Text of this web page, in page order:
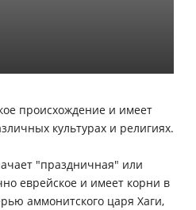
происхождение и имеет
культурах и религиях.
еврейское и имеет корни в
аммонитского царя Хаги,